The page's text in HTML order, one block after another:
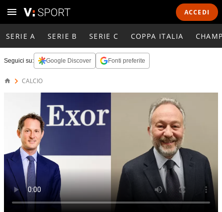
ACCEDI
SERIE A SERIE B SERIE C COPPA ITALIA
Seguici su: Google Discover Fonti preferite
CALCIO